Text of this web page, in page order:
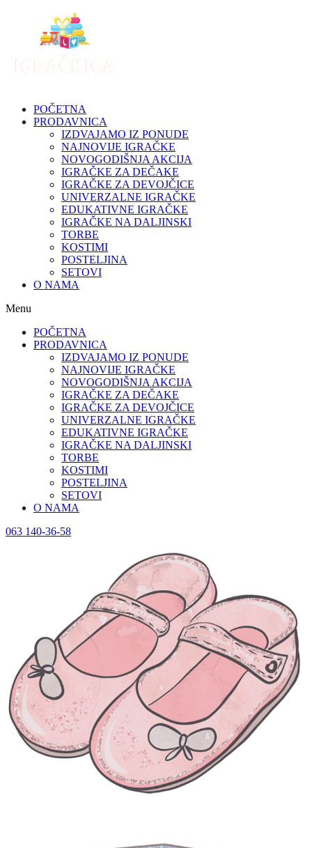
POČETNA
PRODAVNICA
IZDVAJAMO IZ PONUDE
NAJNOVIJE IGRAČKE
NOVOGODIŠNJA AKCIJA
IGRAČKE ZA DEČAKE
IGRAČKE ZA DEVOJČICE
UNIVERZALNE IGRAČKE
EDUKATIVNE IGRAČKE
IGRAČKE NA DALJINSKI
TORBE
KOSTIMI
POSTELJINA
SETOVI
O NAMA
Menu
POČETNA
PRODAVNICA
IZDVAJAMO IZ PONUDE
NAJNOVIJE IGRAČKE
NOVOGODIŠNJA AKCIJA
IGRAČKE ZA DEČAKE
IGRAČKE ZA DEVOJČICE
UNIVERZALNE IGRAČKE
EDUKATIVNE IGRAČKE
IGRAČKE NA DALJINSKI
TORBE
KOSTIMI
POSTELJINA
SETOVI
O NAMA
063 140-36-58